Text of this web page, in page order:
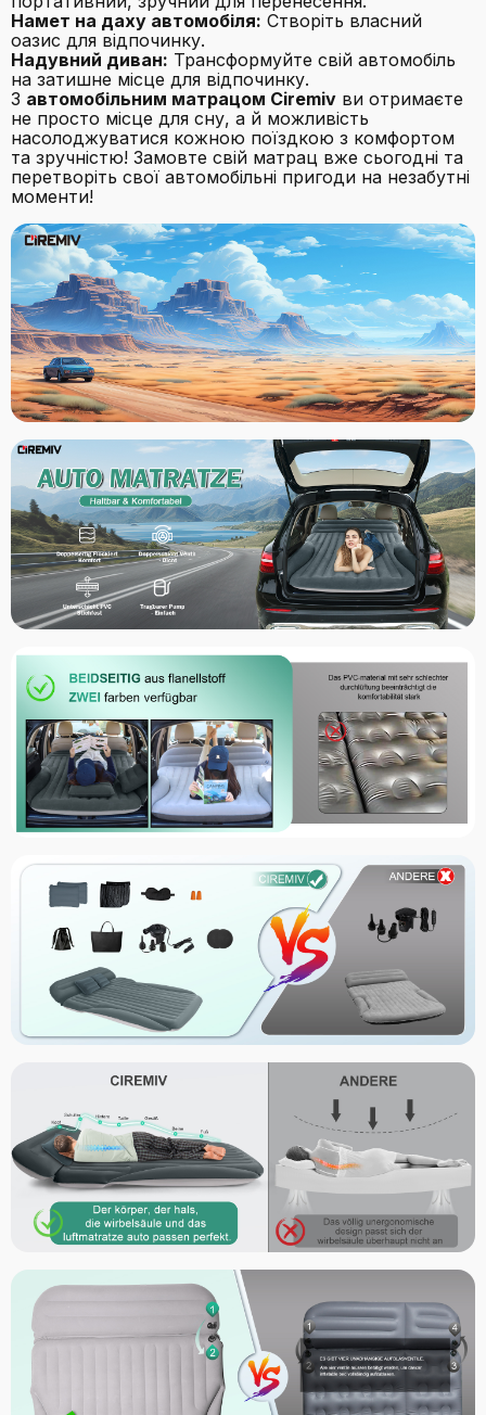
Намет на даху автомобіля: Створіть власний
оазис для відпочинку.
Надувний диван: Трансформуйте свій автомобіль
на затишне місце для відпочинку.
З автомобільним матрацом Ciremiv ви отримаєте
не просто місце для сну, а й можливість
насолоджуватися кожною поїздкою з комфортом
та зручністю! Замовте свій матрац вже сьогодні та
перетворіть свої автомобільні пригоди на незабутні
моменти!